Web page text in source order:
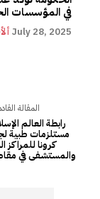
في المؤسسات
July 28, 2025
المقالة
رابطة العالم
مستلزمات طبية
كرونا للمراكز
والمستشفى في